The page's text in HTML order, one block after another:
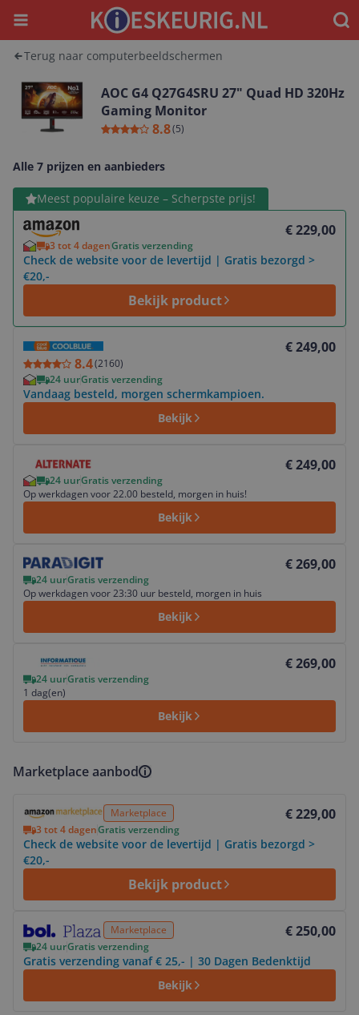
Menu
Terug naar computerbeeldschermen
AOC G4 Q27G4SRU 27" Quad HD 320Hz
Gaming Monitor
8.8(5)
Alle 7 prijzen en aanbieders
Meest populaire keuze – Scherpste prijs!
€ 229,00
3 tot 4 dagenGratis verzending
Check de website voor de levertijd | Gratis bezorgd >
€20,-
Bekijk product
Bekijk product
8.4(2160)
€ 249,00
24 uurGratis verzending
Vandaag besteld, morgen schermkampioen.
Bekijk
€ 249,00
24 uurGratis verzending
Op werkdagen voor 22.00 besteld, morgen in huis!
Bekijk
€ 269,00
24 uurGratis verzending
Op werkdagen voor 23:30 uur besteld, morgen in huis
Bekijk
Bekijk product
€ 269,00
24 uurGratis verzending
1 dag(en)
Bekijk
Marketplace aanbod
Marketplace € 229,00
3 tot 4 dagenGratis verzending
Check de website voor de levertijd | Gratis bezorgd >
€20,-
Bekijk product
Marketplace € 250,00
24 uurGratis verzending
Gratis verzending vanaf € 25,- | 30 Dagen Bedenktijd
Bekijk